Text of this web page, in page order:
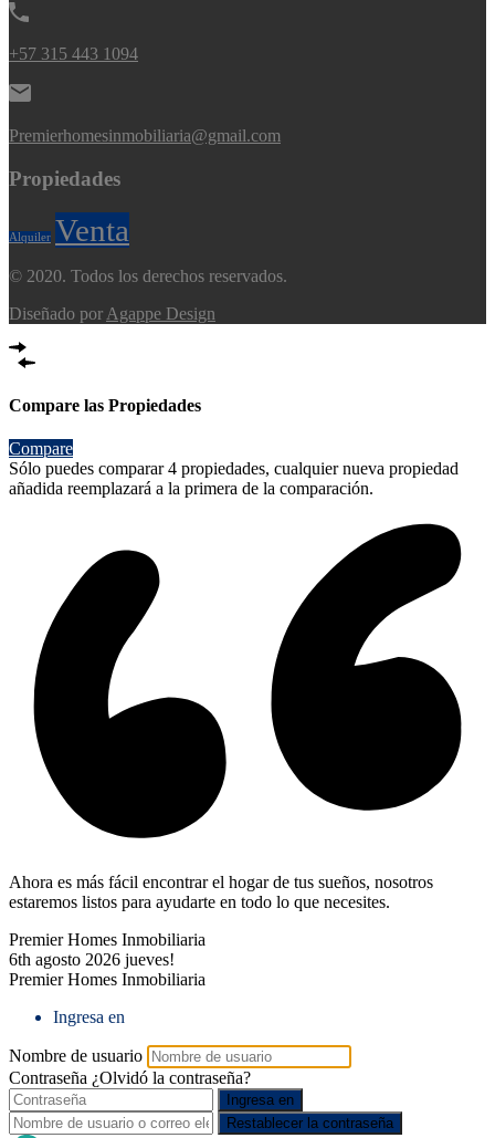
+57 315 443 1094
Premierhomesinmobiliaria@gmail.com
Propiedades
Alquiler Venta
© 2020. Todos los derechos reservados.
Diseñado por Agappe Design
Compare las Propiedades
Compare
Sólo puedes comparar 4 propiedades, cualquier nueva propiedad
añadida reemplazará a la primera de la comparación.
Ahora es más fácil encontrar el hogar de tus sueños, nosotros
estaremos listos para ayudarte en todo lo que necesites.
Premier Homes Inmobiliaria
6th agosto 2026 jueves!
Premier Homes Inmobiliaria
Ingresa en
Nombre de usuario
Contraseña ¿Olvidó la contraseña?
Ingresa en
Restablecer la contraseña